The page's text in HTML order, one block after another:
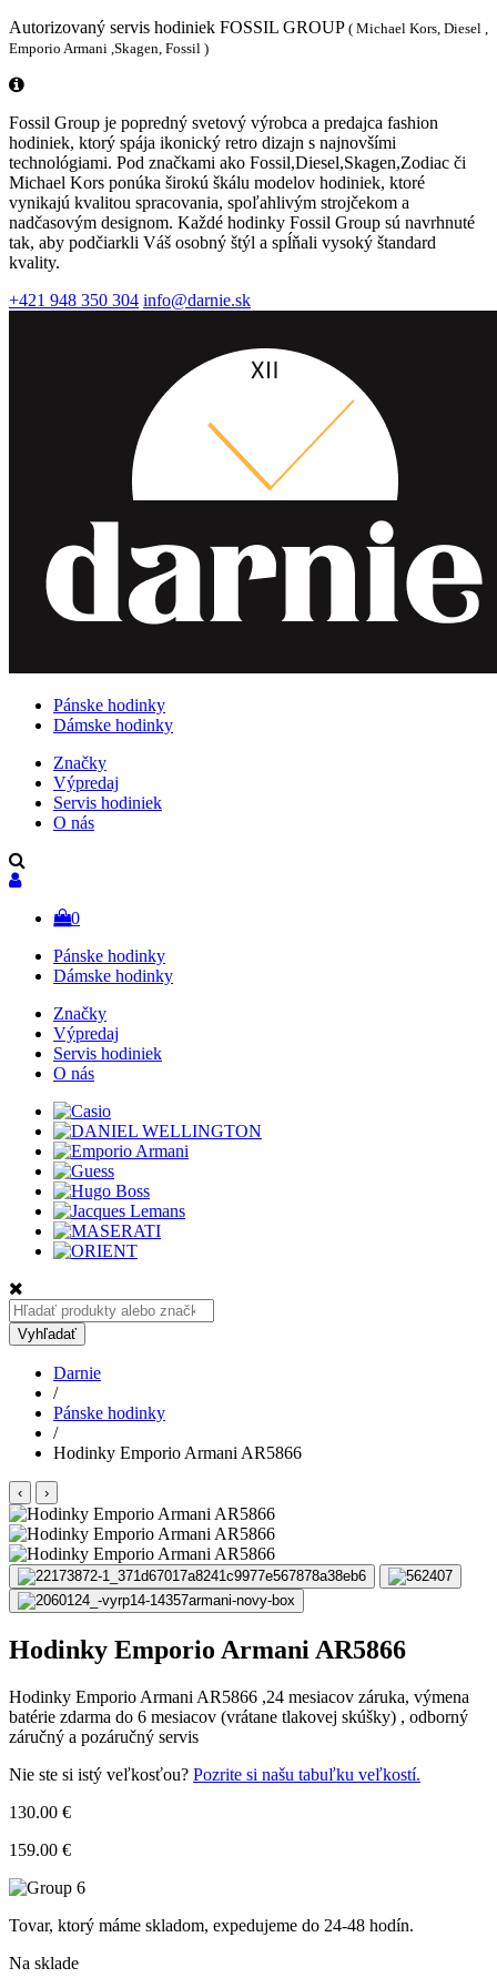
Autorizovaný servis hodiniek FOSSIL GROUP ( Michael Kors, Diesel ,
Emporio Armani ,Skagen, Fossil )
Fossil Group je popredný svetový výrobca a predajca fashion
hodiniek, ktorý spája ikonický retro dizajn s najnovšími
technológiami. Pod značkami ako Fossil,Diesel,Skagen,Zodiac či
Michael Kors ponúka širokú škálu modelov hodiniek, ktoré
vynikajú kvalitou spracovania, spoľahlivým strojčekom a
nadčasovým designom. Každé hodinky Fossil Group sú navrhnuté
tak, aby podčiarkli Váš osobný štýl a spĺňali vysoký štandard
kvality.
+421 948 350 304 info@darnie.sk
Pánske hodinky
Dámske hodinky
Značky
Výpredaj
Servis hodiniek
O nás
0
Pánske hodinky
Dámske hodinky
Značky
Výpredaj
Servis hodiniek
O nás
Hľadať:
Vyhľadať
Darnie
/
Pánske hodinky
/
Hodinky Emporio Armani AR5866
‹ ›
Hodinky Emporio Armani AR5866
Hodinky Emporio Armani AR5866 ,24 mesiacov záruka, výmena
batérie zdarma do 6 mesiacov (vrátane tlakovej skúšky) , odborný
záručný a pozáručný servis
Nie ste si istý veľkosťou? Pozrite si našu tabuľku veľkostí.
130.00 €
159.00 €
Tovar, ktorý máme skladom, expedujeme do 24-48 hodín.
Na sklade